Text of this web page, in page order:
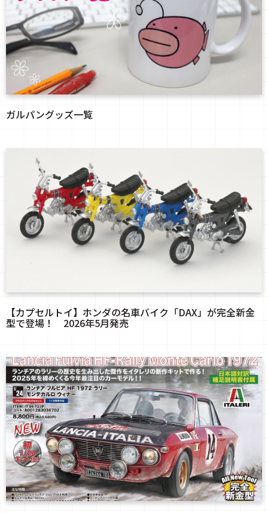
ガルパングッズ一覧
【カプセルトイ】ホンダの名車バイク「DAX」が完全新金
型で登場！ 2026年5月発売